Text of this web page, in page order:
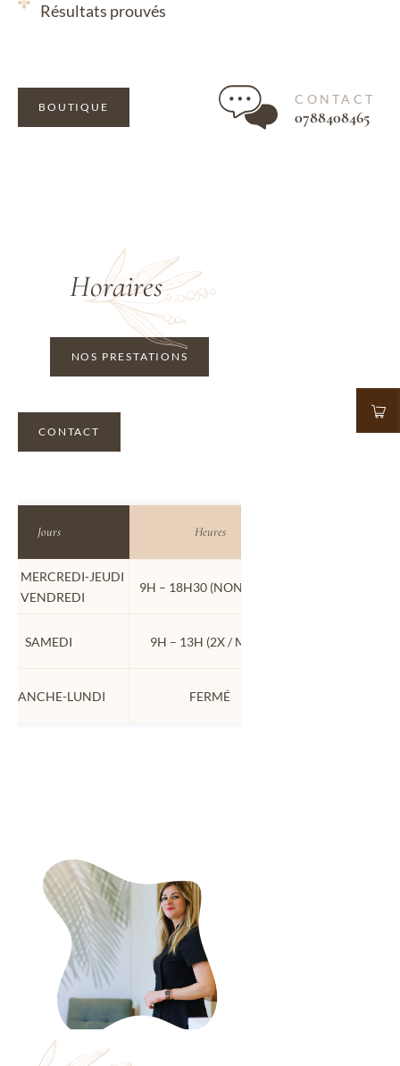
Résultats prouvés
BOUTIQUE
CONTACT
0788408465
Horaires
NOS PRESTATIONS
CONTACT
Jours Heures
MERCREDI-JEUDI
- VENDREDI
9H – 18H30 (NON STOP)
SAMEDI 9H – 13H (2X / MOIS)
LUNDI FERMÉ